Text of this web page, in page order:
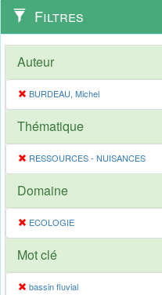
Filtres
Auteur
BURDEAU, Michel
Thématique
RESSOURCES - NUISANCES
Domaine
ECOLOGIE
Mot clé
bassin fluvial